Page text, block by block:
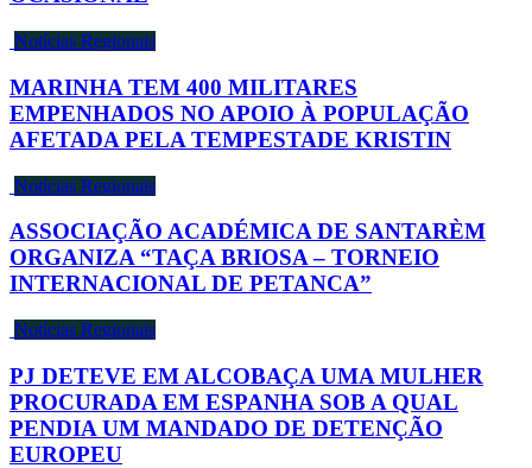
Notícias Regionais
MARINHA TEM 400 MILITARES
EMPENHADOS NO APOIO À POPULAÇÃO
AFETADA PELA TEMPESTADE KRISTIN
Notícias Regionais
ASSOCIAÇÃO ACADÉMICA DE SANTARÈM
ORGANIZA “TAÇA BRIOSA – TORNEIO
INTERNACIONAL DE PETANCA”
Notícias Regionais
PJ DETEVE EM ALCOBAÇA UMA MULHER
PROCURADA EM ESPANHA SOB A QUAL
PENDIA UM MANDADO DE DETENÇÃO
EUROPEU